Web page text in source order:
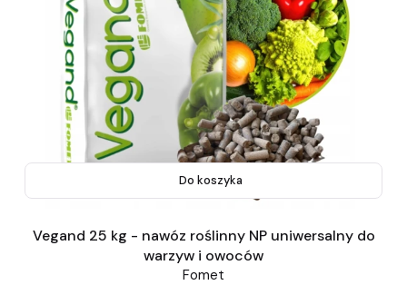
Do koszyka
Vegand 25 kg - nawóz roślinny NP uniwersalny do
warzyw i owoców
Fomet